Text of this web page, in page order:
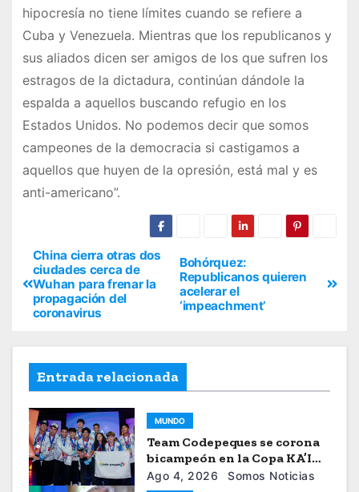
hipocresía no tiene límites cuando se refiere a
Cuba y Venezuela. Mientras que los republicanos y
sus aliados dicen ser amigos de los que sufren los
estragos de la dictadura, continúan dándole la
espalda a aquellos buscando refugio en los
Estados Unidos. No podemos decir que somos
campeones de la democracia si castigamos a
aquellos que huyen de la opresión, está mal y es
anti-americano”.
Bohórquez:
Republicanos quieren
acelerar el
‘impeachment’
China cierra otras dos
ciudades cerca de
Wuhan para frenar la
propagación del
coronavirus
Entrada relacionada
MUNDO
Team Codepeques se corona
bicampeón en la Copa KA’I
2026
Ago 4, 2026 Somos Noticias